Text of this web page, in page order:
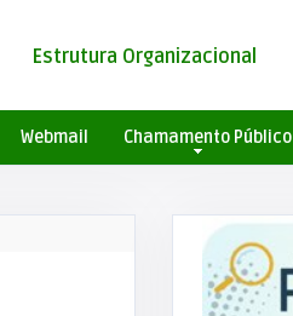
Estrutura Organizacional
Webmail Chamamento Público